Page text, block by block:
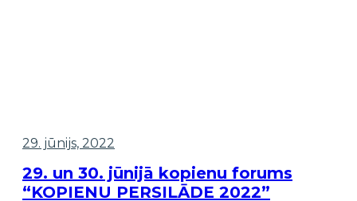
29. jūnijs, 2022
29. un 30. jūnijā kopienu forums
“KOPIENU PERSILĀDE 2022”